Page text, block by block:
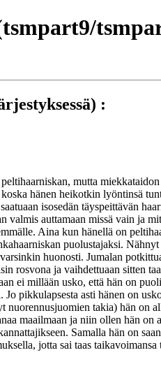
:
mutta
hänen heikotkin lyöntinsä
isosedän täyspeittävän
valmis auttamaan missä vain ja
Aina kun hänellä on
puolustajaksi.
huonosti. Jumalan
rosvona ja vaihdettuaan sitten
ei millään usko, että hän on
Jo pikkulapsesta asti hänen on
takia) hän on
maailmaan ja niin ollen hän
Samalla hän on
jotta sai taas